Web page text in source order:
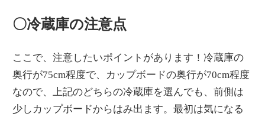
〇冷蔵庫の注意点
ここで、注意したいポイントがあります！冷蔵庫の
奥行が75cm程度で、カップボードの奥行が70cm程度
なので、上記のどちらの冷蔵庫を選んでも、前側は
少しカップボードからはみ出ます。最初は気になる